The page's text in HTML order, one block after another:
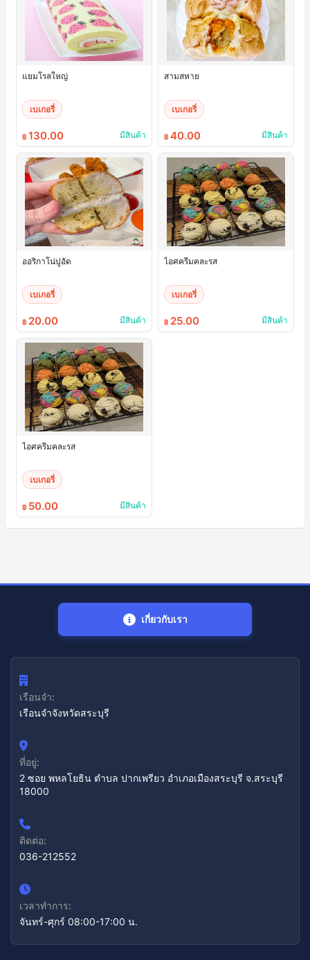
แยมโรลใหญ่
เบเกอรี่
฿ 130.00 มีสินค้า
สามสหาย
เบเกอรี่
฿ 40.00 มีสินค้า
ออริกาโน่ปูอัด
เบเกอรี่
฿ 20.00 มีสินค้า
ไอศครีมคละรส
เบเกอรี่
฿ 25.00 มีสินค้า
ไอศครีมคละรส
เบเกอรี่
฿ 50.00 มีสินค้า
เกี่ยวกับเรา
เรือนจำ:
เรือนจำจังหวัดสระบุรี
ที่อยู่:
2 ซอย พหลโยธิน ตำบล ปากเพรียว อำเภอเมืองสระบุรี จ.สระบุรี
18000
ติดต่อ:
036-212552
เวลาทำการ:
จันทร์-ศุกร์ 08:00-17:00 น.